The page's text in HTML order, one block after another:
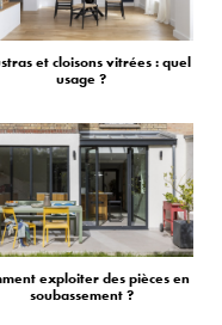
et cloisons vitrées : quel
usage ?
exploiter des pièces en
soubassement ?